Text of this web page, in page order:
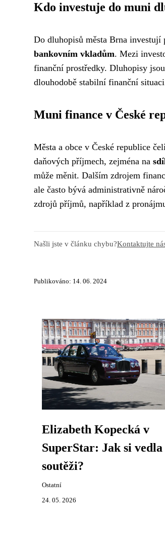
Kdo investuje do muni
Do dluhopisů města Brna investují
bankovním vkladům. Mezi
finanční prostředky. Dluhopisy
dlouhodobě stabilní finanční
Muni finance v České
Města a obce v České republice
daňových příjmech, zejména na
může měnit. Dalším zdrojem
ale často bývá administrativně
zdrojů příjmů, například z
Našli jste v článku chybu?Kontaktujte
Publikováno: 14. 06. 2024
Elizabeth Kopecká v
SuperStar: Jak si vedla
soutěži?
Ostatní
24. 05. 2026